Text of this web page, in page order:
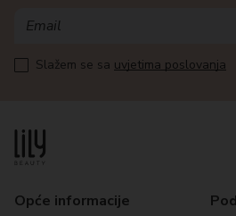
Opće informacije
Slažem se sa uvjetima poslovanja